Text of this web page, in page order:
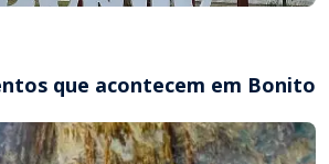
que acontecem em Bonito